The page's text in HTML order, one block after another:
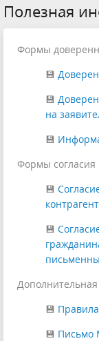
Полезная
Формы
💾
💾
на
💾
Формы согласия
💾
💾
💾
💾 Письмо